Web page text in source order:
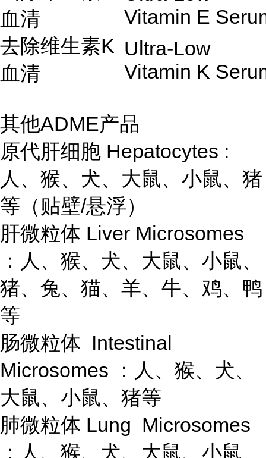
血清
Vitamin E
去除维生素K
血清
Ultra-Low
Vitamin K
其他ADME产品
原代肝细胞 Hepatocytes :
人、猴、犬、大鼠、小鼠、猪
等（贴壁/悬浮）
肝微粒体 Liver Microsomes
：人、猴、犬、大鼠、小鼠、
猪、兔、猫、羊、牛、鸡、鸭
等
肠微粒体 Intestinal
Microsomes ：人、猴、犬、
大鼠、小鼠、猪等
肺微粒体 Lung Microsomes
：人、猴、犬、大鼠、小鼠